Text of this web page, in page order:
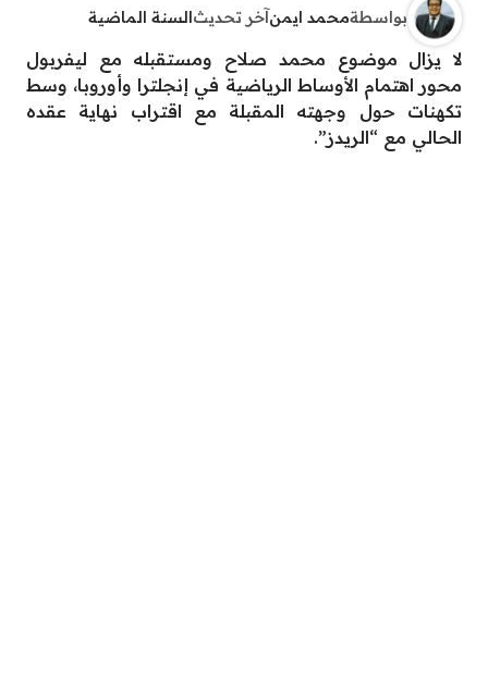
بواسطةمحمد ايمن آخر تحديث السنة الماضية
لا يزال موضوع محمد صلاح ومستقبله مع ليفربول
محور اهتمام الأوساط الرياضية في إنجلترا وأوروبا، وسط
تكهنات حول وجهته المقبلة مع اقتراب نهاية عقده
الحالي مع “الريدز”.